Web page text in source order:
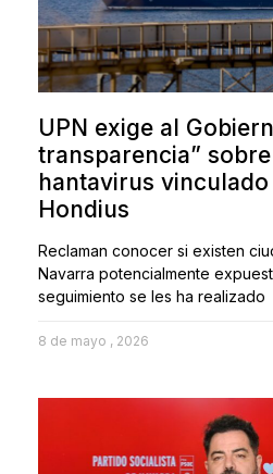
UPN exige al
transparencia”
hantavirus
Hondius
Reclaman conocer si existen
Navarra potencialmente
seguimiento se les ha realizado
8 de mayo , 2026